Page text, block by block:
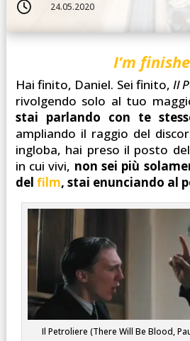
 24.05.2020
I’m
Hai finito, Daniel. Sei finito,Il
rivolgendo solo al tuo
stai parlando con te
ampliando il raggio del
ingloba, hai preso il posto
in cui vivi, non sei più
del film, stai enunciando al
Il Petroliere (There Will Be Blood,